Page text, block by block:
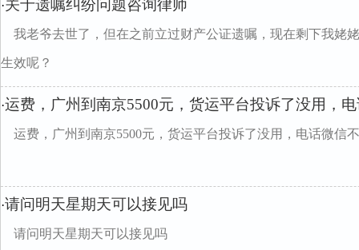
·关于遗嘱纠纷问题咨询律师
我老爷去世了，但在之前立过财产公证遗嘱，现在剩下我姥
生效呢？
·运费，广州到南京5500元，货运平台投诉了没用，
运费，广州到南京5500元，货运平台投诉了没用，电话微信
·请问明天星期天可以接见吗
请问明天星期天可以接见吗